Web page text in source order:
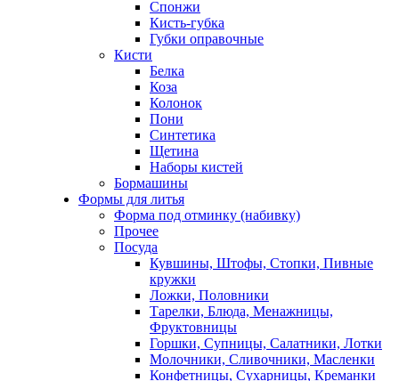
Спонжи
Кисть-губка
Губки оправочные
Кисти
Белка
Коза
Колонок
Пони
Синтетика
Щетина
Наборы кистей
Бормашины
Формы для литья
Форма под отминку (набивку)
Прочее
Посуда
Кувшины, Штофы, Стопки, Пивные
кружки
Ложки, Половники
Тарелки, Блюда, Менажницы,
Фруктовницы
Горшки, Супницы, Салатники, Лотки
Молочники, Сливочники, Масленки
Конфетницы, Сухарницы, Креманки